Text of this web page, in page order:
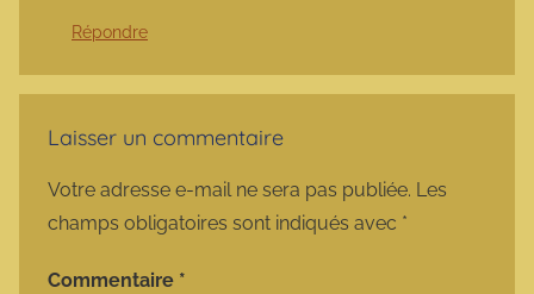
Répondre
Laisser un commentaire
Votre adresse e-mail ne sera pas publiée. Les
champs obligatoires sont indiqués avec *
Commentaire *